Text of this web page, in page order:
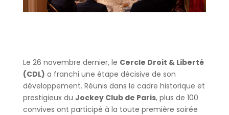
Le 26 novembre dernier, le Cercle Droit & Liberté
(CDL) a franchi une étape décisive de son
développement. Réunis dans le cadre historique et
prestigieux du Jockey Club de Paris, plus de 100
convives ont participé à la toute première soirée